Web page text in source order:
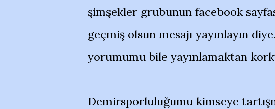
şimşekler grubunun facebook
geçmiş olsun mesajı yayınlayın
yorumumu bile yayınlamaktan
Demirsporluluğumu kimseye